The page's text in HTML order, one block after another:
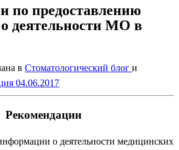
по предоставлению
деятельности МО в
в Стоматологический блог и
04.06.2017
Рекомендации
о деятельности медицинских